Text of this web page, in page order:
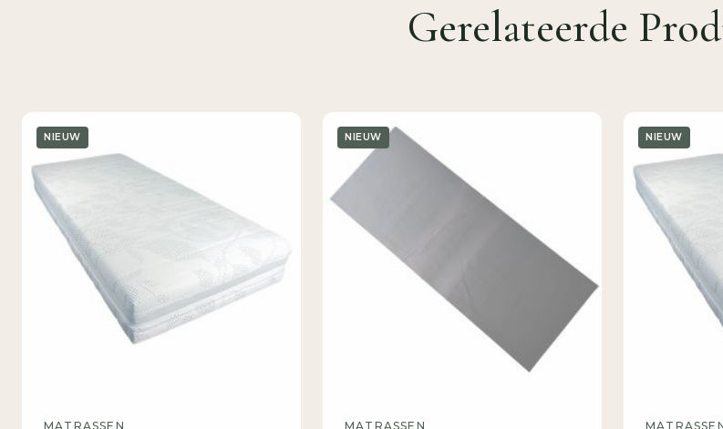
Gerelateerde
NIEUW
MATRASSEN
NIEUW
MATRASSEN
NIEUW